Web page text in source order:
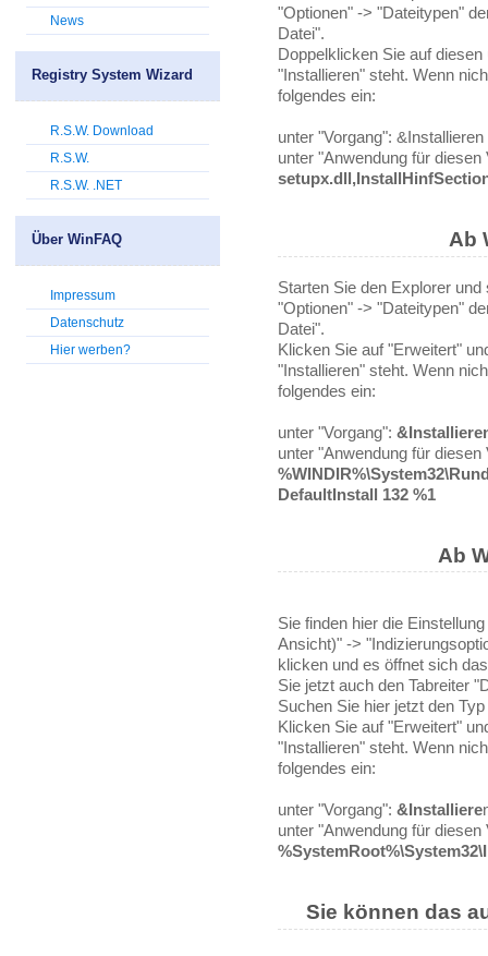
"Optionen" -> "Dateitypen"
Datei".
Doppelklicken Sie auf
"Installieren" steht. Wenn
folgendes ein:
unter "Vorgang": &Installieren
unter "Anwendung für
Ab
Starten Sie den Explorer
"Optionen" -> "Dateitypen"
Datei".
Klicken Sie auf "Erweitert"
"Installieren" steht. Wenn
folgendes ein:
unter "Vorgang":
unter "Anwendung für diesen
DefaultInstall 132 %1
Ab
Sie finden hier die
Ansicht)" ->
klicken und es öffnet sich
Sie jetzt auch den Tabreiter
Suchen Sie hier jetzt den
Klicken Sie auf "Erweitert"
"Installieren" steht. Wenn
folgendes ein:
unter "Vorgang": &Installiere
unter "Anwendung für diesen
Sie können das
News
Registry System Wizard
R.S.W. Download
R.S.W.
R.S.W. .NET
Über WinFAQ
Impressum
Datenschutz
Hier werben?